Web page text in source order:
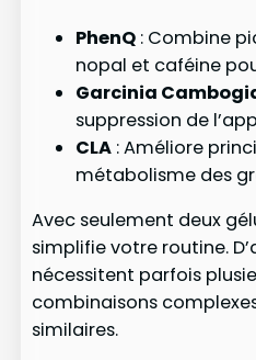
PhenQ : Combine
nopal et caféine
Garcinia
suppression de
CLA : Améliore
métabolisme des
Avec seulement deux
simplifie votre routine.
nécessitent parfois
combinaisons
similaires.